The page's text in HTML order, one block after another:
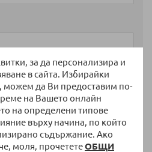
за да персонализира и
в сайта. Избирайки
можем да Ви предоставим по-
на Вашето онлайн
на определени типове
върху начина, по който
съдържание. Ако
моля, прочететеОБЩИ